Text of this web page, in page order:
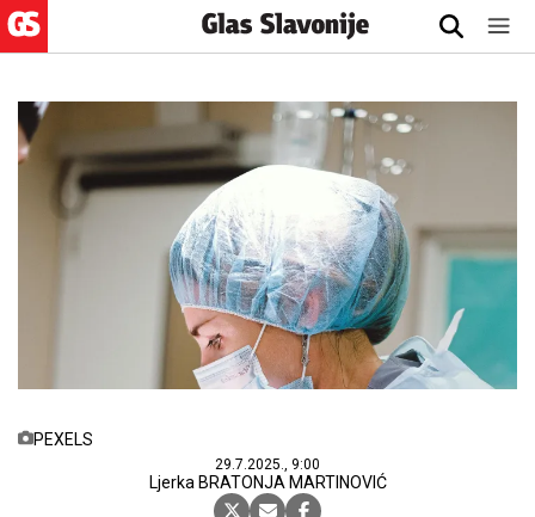
PEXELS
29.7.2025., 9:00
Ljerka BRATONJA MARTINOVIĆ